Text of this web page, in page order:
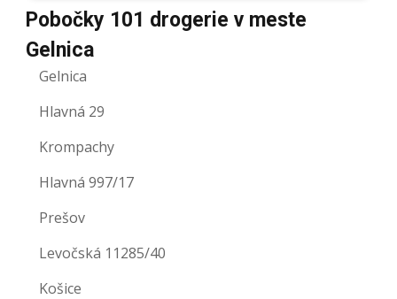
Pobočky 101 drogerie v meste
Gelnica
Gelnica
Hlavná 29
Krompachy
Hlavná 997/17
Prešov
Levočská 11285/40
Košice